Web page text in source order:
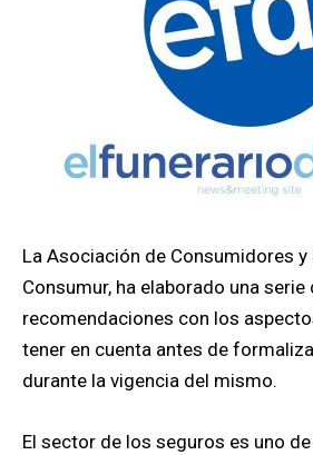
La Asociación de Consumidores y
Consumur, ha elaborado una serie
recomendaciones con los
tener en cuenta antes de
durante la vigencia del mismo.
El sector de los seguros es uno